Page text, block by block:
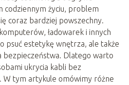
codziennym życiu, problem
coraz bardziej powszechny.
ładowarek i innych
psuć estetykę wnętrza, ale także
bezpieczeństwa. Dlatego warto
ukrycia kabli bez
W tym artykule omówimy różne